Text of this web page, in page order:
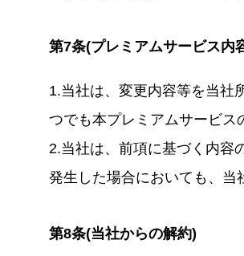
第7条(プレミアムサービス内
1.当社は、変更内容等を当社
つでも本プレミアムサービス
2.当社は、前項に基づく内容
発生した場合においても、当
第8条(当社からの解約)